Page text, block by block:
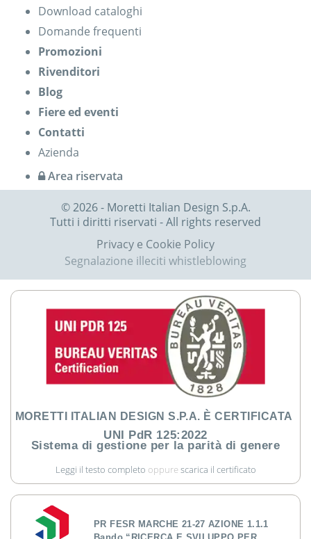
Download cataloghi
Domande frequenti
Promozioni
Rivenditori
Blog
Fiere ed eventi
Contatti
Azienda
Area riservata
© 2026 - Moretti Italian Design S.p.A.
Tutti i diritti riservati - All rights reserved
Privacy e Cookie Policy
Segnalazione illeciti whistleblowing
MORETTI ITALIAN DESIGN S.P.A. È CERTIFICATA
UNI PdR 125:2022
Sistema di gestione per la parità di genere
Leggi il testo completo oppure scarica il certificato
PR FESR MARCHE 21-27 AZIONE 1.1.1